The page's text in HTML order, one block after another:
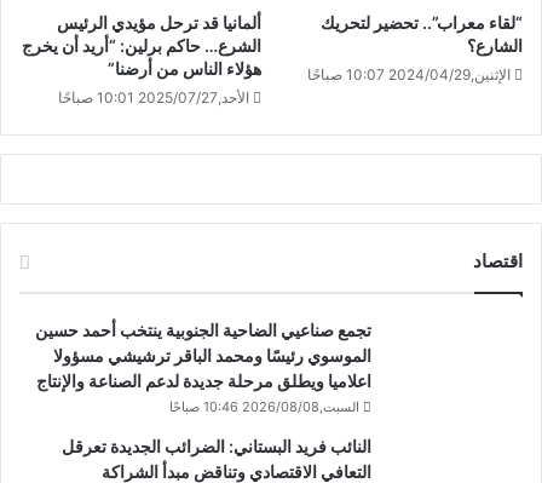
“لقاء معراب”.. تحضير لتحريك
الشارع؟
الإثنين,2024/04/29 10:07 صباحًا
ألمانيا قد ترحل مؤيدي الرئيس
الشرع… حاكم برلين: “أريد أن يخرج
هؤلاء الناس من أرضنا”
الأحد,2025/07/27 10:01 صباحًا
اقتصاد
تجمع صناعيي الضاحية الجنوبية ينتخب أحمد حسين
الموسوي رئيسًا ومحمد الباقر ترشيشي مسؤولا
اعلاميا ويطلق مرحلة جديدة لدعم الصناعة والإنتاج
السبت,2026/08/08 10:46 صباحًا
النائب فريد البستاني: الضرائب الجديدة تعرقل
التعافي الاقتصادي وتناقض مبدأ الشراكة